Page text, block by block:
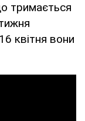
тримається
квітня вони